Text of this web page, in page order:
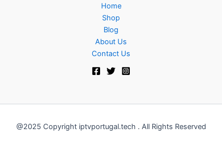
Home
Shop
Blog
About Us
Contact Us
@2025 Copyright iptvportugal.tech . All Rights Reserved